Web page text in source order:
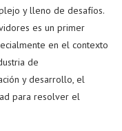
y lleno de desafíos.
es un primer
en el contexto
de
y desarrollo, el
para resolver el